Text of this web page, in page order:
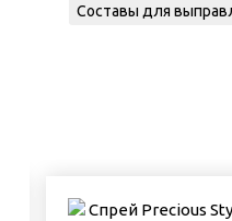
Составы для